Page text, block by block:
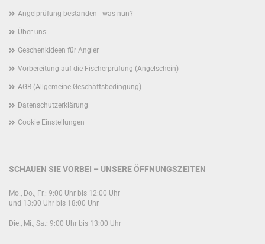
Angelprüfung bestanden - was nun?
Über uns
Geschenkideen für Angler
Vorbereitung auf die Fischerprüfung (Angelschein)
AGB (Allgemeine Geschäftsbedingung)
Datenschutzerklärung
Cookie Einstellungen
SCHAUEN SIE VORBEI – UNSERE ÖFFNUNGSZEITEN
Mo., Do., Fr.: 9:00 Uhr bis 12:00 Uhr
und 13:00 Uhr bis 18:00 Uhr
Die., Mi., Sa.: 9:00 Uhr bis 13:00 Uhr